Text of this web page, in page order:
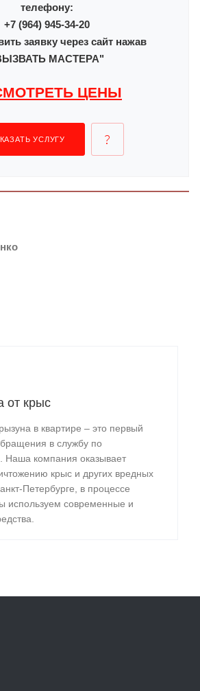
телефону:
+7 (964) 945-34-20
заявку через сайт нажав
МАСТЕРА"
ЦЕНЫ
УСЛУГУ
от крыс
в квартире – это первый
в службу по
Наша компания оказывает
крыс и других вредных
Петербурге, в процессе
используем современные и